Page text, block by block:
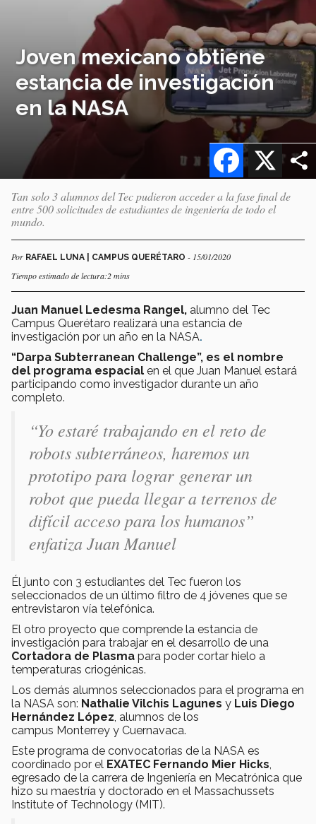
Joven mexicano obtiene
estancia de investigación
en la NASA
X
Facebook
Tan solo 3 alumnos del Tec pudieron acceder a la fase final de
entre 500 solicitudes de estudiantes de ingeniería de todo el
mundo.
Por RAFAEL LUNA | CAMPUS QUERÉTARO - 15/01/2020
Tiempo estimado de lectura:2 mins
Juan Manuel Ledesma Rangel, alumno del Tec
Campus Querétaro realizará una estancia de
investigación por un año en la NASA.
“Darpa Subterranean Challenge”, es el nombre
del programa espacial en el que Juan Manuel estará
participando como investigador durante un año
completo.
“Yo estaré trabajando en el reto de
robots subterráneos, haremos un
prototipo para lograr generar un
robot que pueda llegar a terrenos de
difícil acceso para los humanos”
enfatiza Juan Manuel
Él junto con 3 estudiantes del Tec fueron los
seleccionados de un último filtro de 4 jóvenes que se
entrevistaron vía telefónica.
El otro proyecto que comprende la estancia de
investigación para trabajar en el desarrollo de una
Cortadora de Plasma para poder cortar hielo a
temperaturas criogénicas.
Los demás alumnos seleccionados para el programa en
la NASA son: Nathalie Vilchis Lagunes y Luis Diego
Hernández López , alumnos de los
campus Monterrey y Cuernavaca.
Este programa de convocatorias de la NASA es
coordinado por el EXATEC Fernando Mier Hicks
egresado de la carrera de Ingeniería en Mecatrónica que
hizo su maestría y doctorado en el Massachussets
Institute of Technology (MIT).